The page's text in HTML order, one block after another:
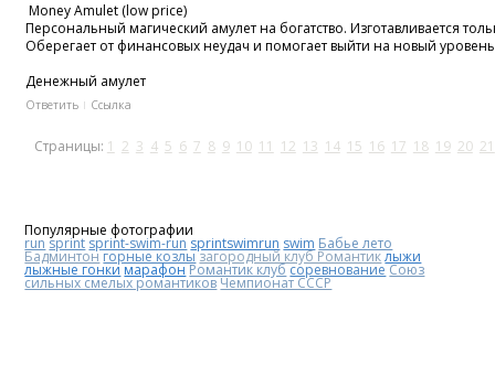
Money Amulet (low price)
Персональный магический амулет на богатство. Изготавливается
Оберегает от финансовых неудач и помогает выйти на новый
Денежный амулет
Ответить Ссылка
Страницы: 1 2 3 4 5 6 7 8 9 10 11 12 13 14 15 16 17 18 19 20 21
Популярные фотографии
run sprint sprint-swim-run sprintswimrun swim Бабье лето
Бадминтонгорные козлы загородный клуб Романтиклыжи
лыжные гонки марафонРомантик клубсоревнованиеСоюз
сильных смелых романтиковЧемпионат СССР